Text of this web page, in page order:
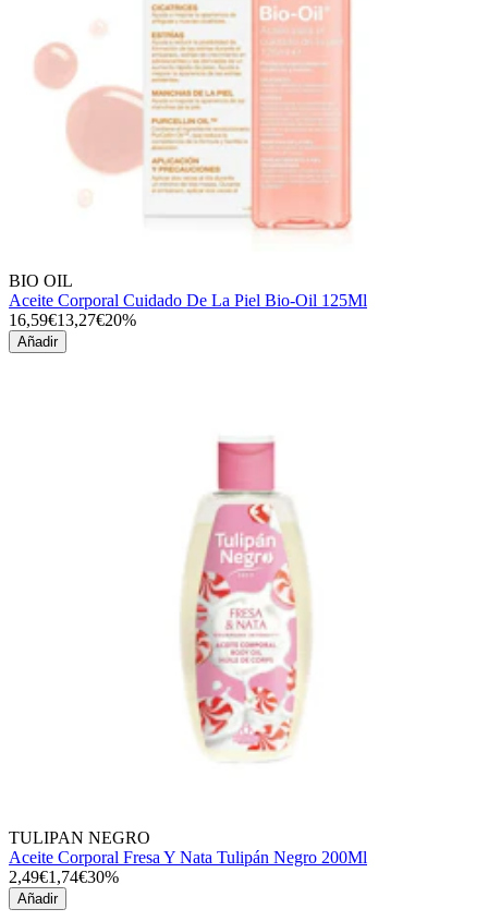
BIO OIL
Aceite Corporal Cuidado De La Piel Bio-Oil 125Ml
16,59€13,27€20%
Añadir
TULIPAN NEGRO
Aceite Corporal Fresa Y Nata Tulipán Negro 200Ml
2,49€1,74€30%
Añadir